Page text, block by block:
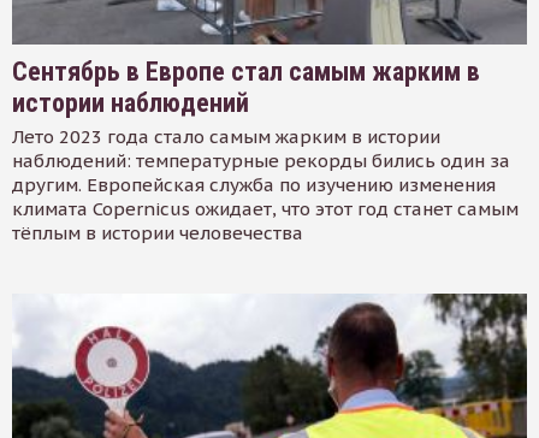
Сентябрь в Европе стал самым жарким в
истории наблюдений
Лето 2023 года стало самым жарким в истории
наблюдений: температурные рекорды бились один за
другим. Европейская служба по изучению изменения
климата Copernicus ожидает, что этот год станет самым
тёплым в истории человечества